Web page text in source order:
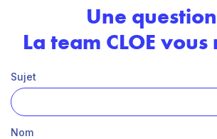
Une
La team CLOE
Sujet
Nom